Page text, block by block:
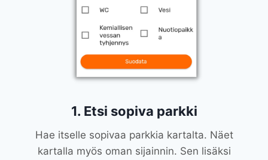
1. Etsi sopiva parkki
Hae itselle sopivaa parkkia kartalta. Näet
kartalla myös oman sijainnin. Sen lisäksi